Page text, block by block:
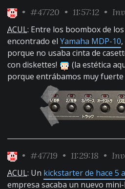
• #47720 • 11:57:12 •
ACUL: Entre los boombox de
encontrado el Yamaha MDP-10
porque no usaba cinta de
con diskettes!
(la estética
porque entrábamos muy fuerte
• #47719 • 11:29:18 •
ACUL: Un kickstarter de hace 5
empresa sacaba un nuevo